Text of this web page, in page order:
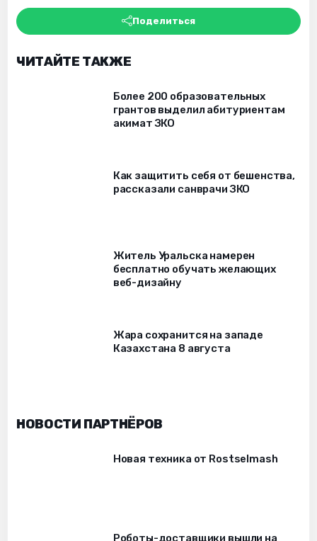
Поделиться
ЧИТАЙТЕ ТАКЖЕ
Более 200 образовательных
грантов выделил абитуриентам
акимат ЗКО
Как защитить себя от бешенства,
рассказали санврачи ЗКО
Житель Уральска намерен
бесплатно обучать желающих
веб-дизайну
Жара сохранится на западе
Казахстана 8 августа
НОВОСТИ ПАРТНЁРОВ
Новая техника от Rostselmash
Роботы-доставщики вышли на